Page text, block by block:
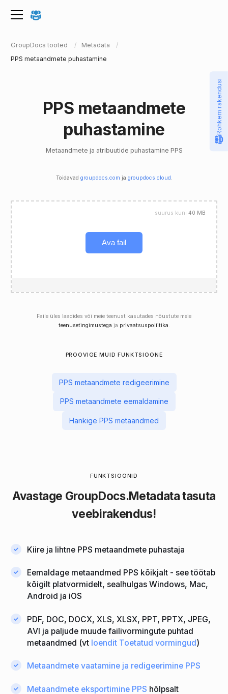
GroupDocs tooted
Metadata
PPS metaandmete puhastamine
PPS metaandmete
puhastamine
Metaandmete ja atribuutide puhastamine PPS
Toidavad groupdocs.com ja groupdocs.cloud .
Ava fail
suurus kuni 40 MB
Faile üles laadides või meie teenust kasutades nõustute meie
teenusetingimustega ja privaatsuspoliitika.
PROOVIGE MUID FUNKTSIOONE
PPS metaandmete redigeerimine
PPS metaandmete eemaldamine
Hankige PPS metaandmed
FUNKTSIOONID
Avastage GroupDocs.Metadatatasuta
veebirakendus!
Kiire ja lihtne PPS metaandmete puhastaja
Eemaldage metaandmed PPS kõikjalt - see töötab
kõigilt platvormidelt, sealhulgas Windows, Mac,
Android ja iOS
PDF, DOC, DOCX, XLS, XLSX, PPT, PPTX, JPEG,
AVI ja paljude muude failivormingute puhtad
metaandmed (vt loendit Toetatud vormingud)
Metaandmete vaatamine ja redigeerimine PPS
Metaandmete eksportimine PPS hõlpsalt
Rohkem rakendusi